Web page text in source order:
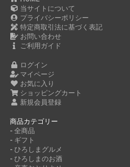
当サイトについて
プライバシーポリシー
特定商取引法に基づく表記
お問い合わせ
ご利用ガイド
ログイン
マイページ
お気に入り
ショッピングカート
新規会員登録
商品カテゴリー
- 全商品
- ギフト
- ひろしまグルメ
- ひろしまのお酒